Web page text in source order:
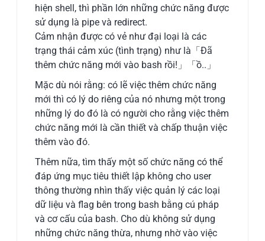
hiện shell, thì phần lớn những chức năng được
sử dụng là pipe và redirect.
Cảm nhận được có vẻ như đại loại là các
trạng thái cảm xúc (tình trạng) như là「Đã
thêm chức năng mới vào bash rồi!」「ồ..」
Mặc dù nói rằng: có lẽ việc thêm chức năng
mới thì có lý do riêng của nó nhưng một trong
những lý do đó là có người cho rằng việc thêm
chức năng mới là cần thiết và chấp thuận việc
thêm vào đó.
Thêm nữa, tìm thấy một số chức năng có thể
đáp ứng mục tiêu thiết lập không cho user
thông thường nhìn thấy việc quản lý các loại
dữ liệu và flag bên trong bash bằng cú pháp
và cơ cấu của bash. Cho dù không sử dụng
những chức năng thừa, nhưng nhờ vào việc